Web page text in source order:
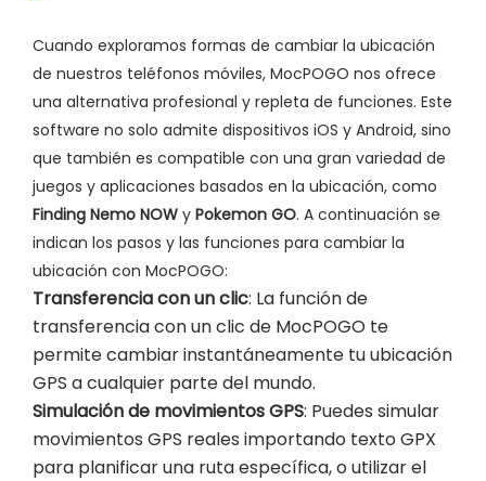
Cuando exploramos formas de cambiar la ubicación
de nuestros teléfonos móviles, MocPOGO nos ofrece
una alternativa profesional y repleta de funciones. Este
software no solo admite dispositivos iOS y Android, sino
que también es compatible con una gran variedad de
juegos y aplicaciones basados en la ubicación, como
Finding Nemo NOW y Pokemon GO. A continuación se
indican los pasos y las funciones para cambiar la
ubicación con MocPOGO:
Transferencia con un clic: La función de
transferencia con un clic de MocPOGO te
permite cambiar instantáneamente tu ubicación
GPS a cualquier parte del mundo.
Simulación de movimientos GPS: Puedes simular
movimientos GPS reales importando texto GPX
para planificar una ruta específica, o utilizar el